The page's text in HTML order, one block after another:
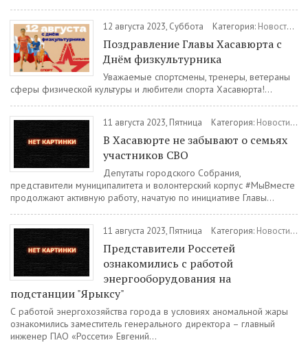
12 августа 2023, Суббота Категория: Новости /
Поздравление Главы Хасавюрта с
Днём физкультурника
Уважаемые спортсмены, тренеры, ветераны
сферы физической культуры и любители спорта Хасавюрта!...
11 августа 2023, Пятница Категория: Новости/
В Хасавюрте не забывают о семьях
участников СВО
Депутаты городского Собрания,
представители муниципалитета и волонтерский корпус #МыВместе
продолжают активную работу, начатую по инициативе Главы...
11 августа 2023, Пятница Категория: Новости/
Представители Россетей
ознакомились с работой
энергооборудования на
подстанции "Ярыксу"
С работой энергохозяйства города в условиях аномальной жары
ознакомились заместитель генерального директора – главный
инженер ПАО «Россети» Евгений...